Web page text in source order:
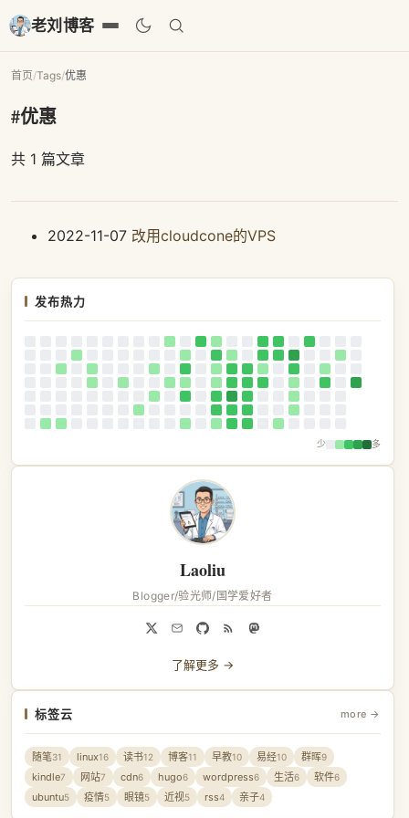
老刘博客
首页/Tags/优惠
#优惠
共 1 篇文章
2022-11-07 改用cloudcone的VPS
发布热力
少 多
Laoliu
Blogger/验光师/国学爱好者
了解更多 →
标签云 more →
随笔31 linux16 读书12 博客11 早教10 易经10 群晖9
kindle7 网站7 cdn6 hugo6 wordpress6 生活6 软件6
ubuntu5 疫情5 眼镜5 近视5 rss4 亲子4